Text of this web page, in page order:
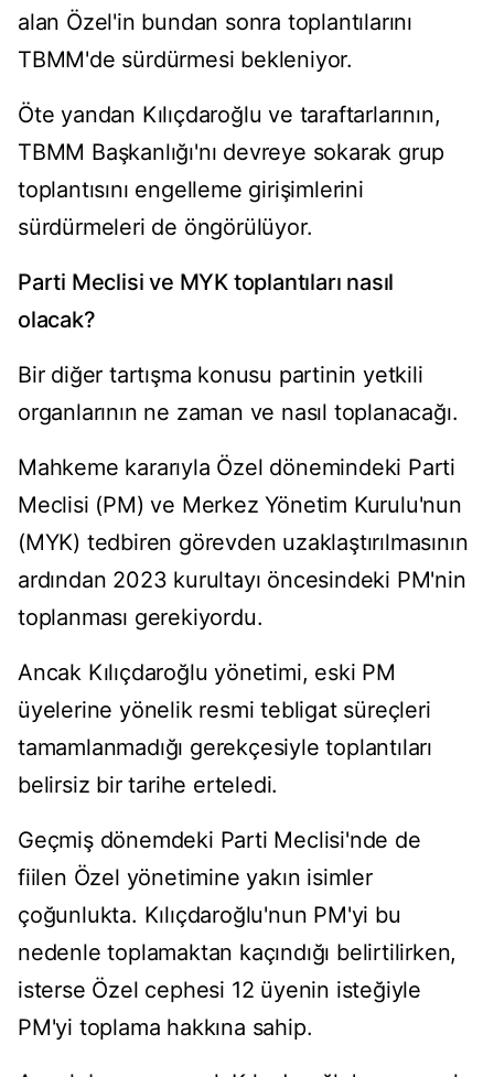
alan Özel'in bundan sonra toplantılarını
TBMM'de sürdürmesi bekleniyor.
Öte yandan Kılıçdaroğlu ve taraftarlarının,
TBMM Başkanlığı'nı devreye sokarak grup
toplantısını engelleme girişimlerini
sürdürmeleri de öngörülüyor.
Parti Meclisi ve MYK toplantıları nasıl
olacak?
Bir diğer tartışma konusu partinin yetkili
organlarının ne zaman ve nasıl toplanacağı.
Mahkeme kararıyla Özel dönemindeki Parti
Meclisi (PM) ve Merkez Yönetim Kurulu'nun
(MYK) tedbiren görevden uzaklaştırılmasının
ardından 2023 kurultayı öncesindeki PM'nin
toplanması gerekiyordu.
Ancak Kılıçdaroğlu yönetimi, eski PM
üyelerine yönelik resmi tebligat süreçleri
tamamlanmadığı gerekçesiyle toplantıları
belirsiz bir tarihe erteledi.
Geçmiş dönemdeki Parti Meclisi'nde de
fiilen Özel yönetimine yakın isimler
çoğunlukta. Kılıçdaroğlu'nun PM'yi bu
nedenle toplamaktan kaçındığı belirtilirken,
isterse Özel cephesi 12 üyenin isteğiyle
PM'yi toplama hakkına sahip.